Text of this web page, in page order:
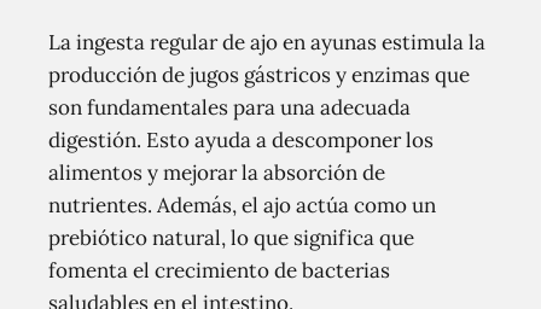
La ingesta regular de ajo en ayunas estimula la
producción de jugos gástricos y enzimas que
son fundamentales para una adecuada
digestión. Esto ayuda a descomponer los
alimentos y mejorar la absorción de
nutrientes. Además, el ajo actúa como un
prebiótico natural, lo que significa que
fomenta el crecimiento de bacterias
saludables en el intestino.